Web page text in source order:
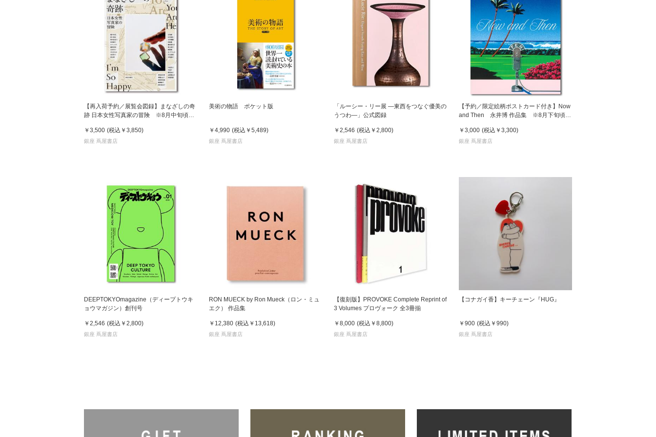
【再入荷予約／展覧会図録】まなざしの奇
跡 日本女性写真家の冒険 ※8月中旬頃入
￥3,500 (税込 ￥3,850)
銀座 蔦屋書店
美術の物語 ポケット版
￥4,990 (税込 ￥5,489)
銀座 蔦屋書店
「ルーシー・リー展 ―東西をつなぐ優美の
うつわ―」公式図録
￥2,546 (税込 ￥2,800)
銀座 蔦屋書店
【予約／限定絵柄ポストカード付き】Now
and Then 永井博 作品集 ※8月下旬頃の
￥3,000 (税込 ￥3,300)
銀座 蔦屋書店
DEEPTOKYOmagazine（ディープトウキ
ョウマガジン）創刊号
￥2,546 (税込 ￥2,800)
銀座 蔦屋書店
RON MUECK by Ron Mueck（ロン・ミュ
エク） 作品集
￥12,380 (税込 ￥13,618)
銀座 蔦屋書店
【復刻版】PROVOKE Complete Reprint of
3 Volumes プロヴォーク 全3冊揃
￥8,000 (税込 ￥8,800)
銀座 蔦屋書店
【コナガイ香】キーチェーン『HUG』
￥900 (税込 ￥990)
銀座 蔦屋書店